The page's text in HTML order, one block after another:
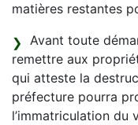
matières restantes
Avant toute
remettre aux
qui atteste la
préfecture pourra
l’immatriculation du